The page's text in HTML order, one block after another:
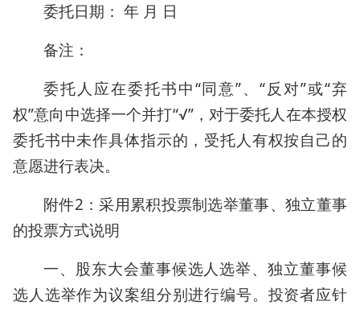
委托日期： 年 月 日
备注：
委托人应在委托书中“同意”、“反对”或“弃
权”意向中选择一个并打“√”，对于委托人在本授权
委托书中未作具体指示的，受托人有权按自己的
意愿进行表决。
附件2：采用累积投票制选举董事、独立董事
的投票方式说明
一、股东大会董事候选人选举、独立董事候
选人选举作为议案组分别进行编号。投资者应针